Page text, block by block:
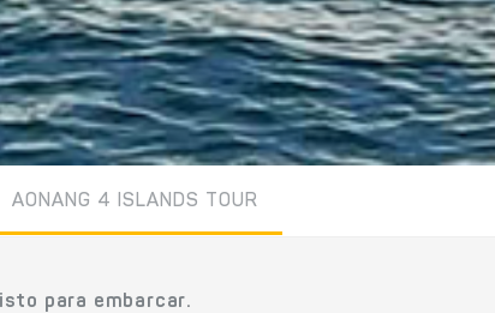
AONANG 4 ISLANDS TOUR
para embarcar.